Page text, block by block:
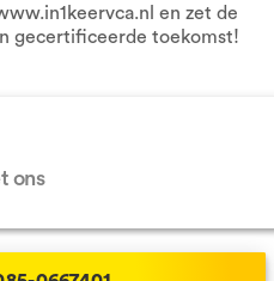
en zet de
gecertificeerde toekomst!
ons